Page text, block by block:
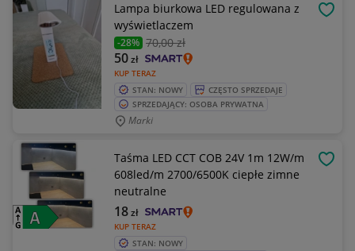
Lampa biurkowa LED regulowana z
wyświetlaczem
-28% 70,00 zł
KUP TERAZ
50zł
STAN: NOWY
CZĘSTO SPRZEDAJE
SPRZEDAJĄCY: OSOBA PRYWATNA
Marki
Taśma LED CCT COB 24V 1m 12W/m
608led/m 2700/6500K ciepłe zimne
neutralne
KUP TERAZ
18zł
STAN: NOWY